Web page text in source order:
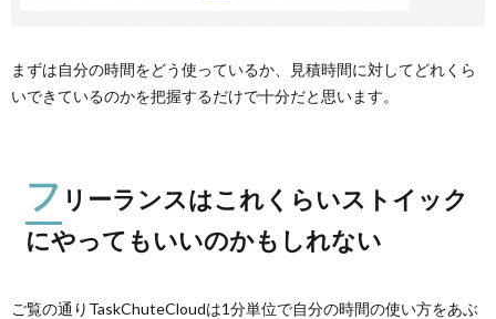
まずは自分の時間をどう使っているか、見積時間に対してどれくら
いできているのかを把握するだけで十分だと思います。
フ リーランスはこれくらいストイック
にやってもいいのかもしれない
ご覧の通りTaskChuteCloudは1分単位で自分の時間の使い方をあぶ